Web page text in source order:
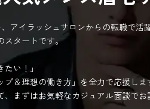
アイラッシュサロンからの転職で活
スタートです。
い！」
＆理想の働き方」を全力で応援しま
、まずはお気軽なカジュアル面談で